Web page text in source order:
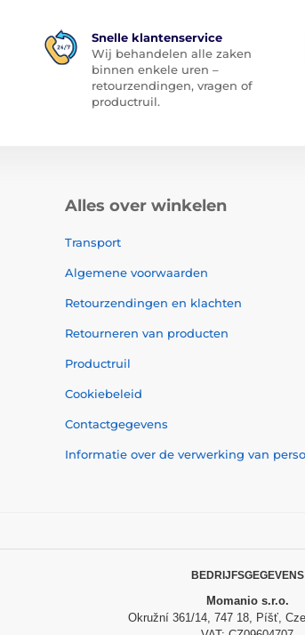
Snelle klantenservice
Wij behandelen alle zaken
binnen enkele uren –
retourzendingen, vragen of
productruil.
Alles over winkelen
Transport
Algemene voorwaarden
Retourzendingen en klachten
Retourneren van producten
Productruil
Cookiebeleid
Contactgegevens
Informatie over de verwerking van
BEDRIJFSGEGEVENS
Momanio s.r.o.
Okružní 361/14, 747 18, Píšť,